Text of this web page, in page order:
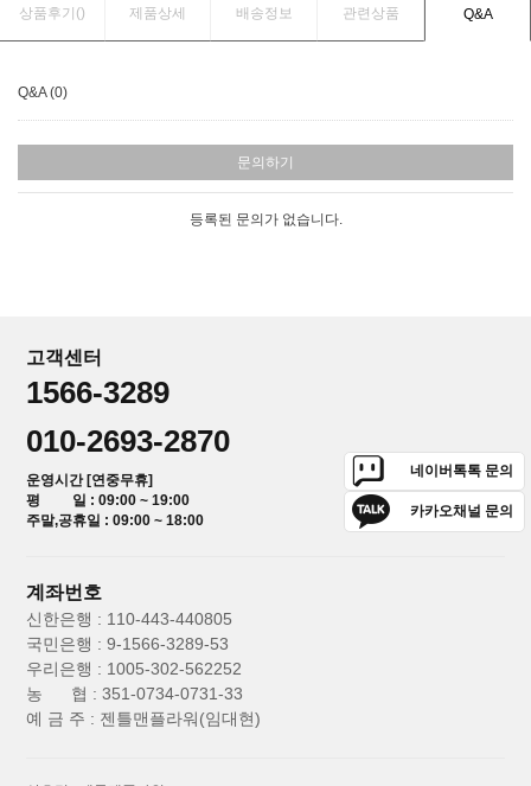
상품후기() 제품상세 배송정보 관련상품 Q&A
Q&A (0)
문의하기
등록된 문의가 없습니다.
고객센터
1566-3289
010-2693-2870
운영시간 [연중무휴]
평 일 : 09:00 ~ 19:00
주말,공휴일 : 09:00 ~ 18:00
네이버톡톡 문의
카카오채널 문의
계좌번호
신한은행 : 110-443-440805
국민은행 : 9-1566-3289-53
우리은행 : 1005-302-562252
농 협 : 351-0734-0731-33
예 금 주 : 젠틀맨플라워(임대현)